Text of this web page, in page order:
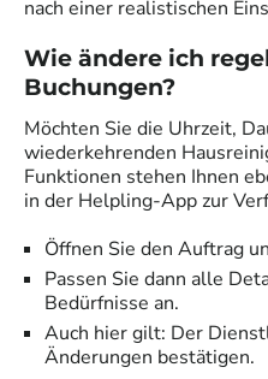
nach einer realistischen
Wie ändere ich
Buchungen?
Möchten Sie die Uhrzeit,
wiederkehrenden
Funktionen stehen Ihnen
in der Helpling-App zur
Öffnen Sie den Auftrag
Passen Sie dann alle
Bedürfnisse an.
Auch hier gilt: Der
Änderungen bestätigen.